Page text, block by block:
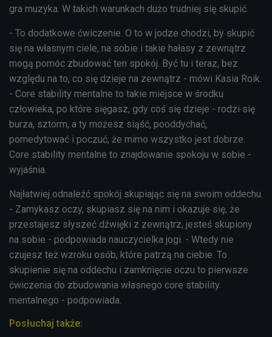
gra muzyka. W takich warunkach dużo trudniej się skupić.
- To dodatkowe ćwiczenie. O to w jodze chodzi, by skupić
się na własnym ciele, na sobie i takie hałasy z zewnątrz
mogą pomóc zbudować ten spokój. Być tu i teraz, bez
względu na to, co się dzieje na zewnątrz - mówi Kasia Roik.
- Core stability mentalne to takie miejsce w środku
człowieka, po które sięgasz, gdy coś się dzieje - rodzi się
burza, sztorm, a ty możesz siąść, pooddychać,
pomedytować i poczuć, że mimo wszystko jest dobrze.
Core stability mentalne to znajdowanie spokoju w sobie -
wyjaśnia.
Najłatwiej odnaleźć spokój skupiając się na swoim oddechu.
- Zamykasz oczy, skupiasz się na nim i okazuje się, że
przestajesz słyszeć dźwięki z zewnątrz, jesteś skupiony
na sobie - podpowiada nauczycielka jogi. - Wtedy nie
czujesz też wzroku osób, które patrzą na ciebie. To
skupienie się na oddechu i zamknięcie oczu to pierwsze
ćwiczenia do zbudowania własnego core stability
mentalnego - podpowiada.
Posłuchaj także: